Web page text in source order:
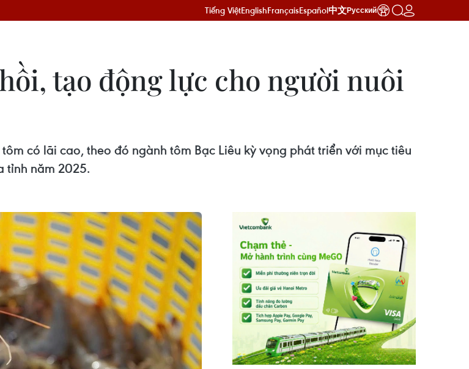
Tiếng ViệtEnglishFrançaisEspañol中文Русский
tạo động lực cho người nuôi
có lãi cao, theo đó ngành tôm Bạc Liêu kỳ vọng phát triển với mục tiêu
tỉnh năm 2025.